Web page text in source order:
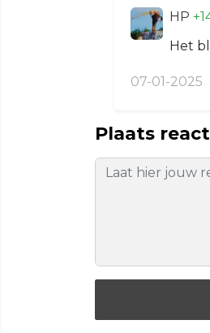
HP
Het
07-01-2025
Plaats